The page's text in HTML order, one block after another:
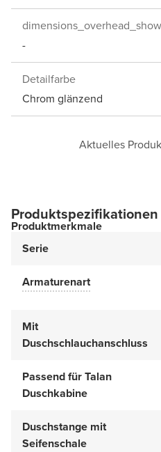
-
Detailfarbe
Chrom glänzend
Aktuelles
Produktspezifikationen
Produktmerkmale
Serie
Armaturenart
Mit
Duschschlauchanschluss
Passend für Talan
Duschkabine
Duschstange mit
Seifenschale